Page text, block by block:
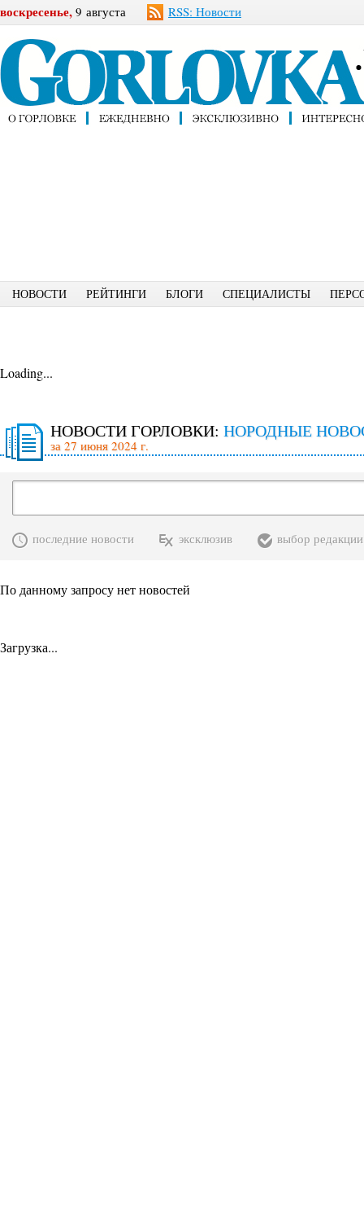
воскресенье, 9 августа RSS: Новости
НОВОСТИ РЕЙТИНГИ БЛОГИ СПЕЦИАЛИСТЫ
Loading...
НОВОСТИ ГОРЛОВКИ: НОРОДНЫЕ
за 27 июня 2024 г.
последние новости эксклюзив выбор редакции
По данному запросу нет новостей
Загрузка...